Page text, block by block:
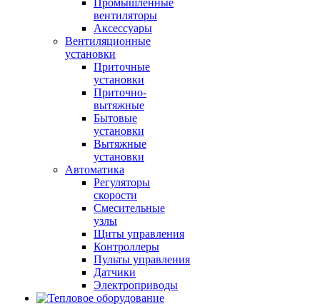
Промышленные
вентиляторы
Аксессуары
Вентиляционные
установки
Приточные
установки
Приточно-
вытяжные
Бытовые
установки
Вытяжные
установки
Автоматика
Регуляторы
скорости
Смесительные
узлы
Щиты управления
Контроллеры
Пульты управления
Датчики
Электроприводы